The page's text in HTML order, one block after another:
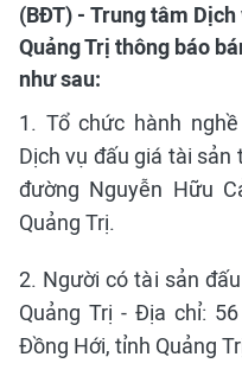
(BĐT) - Trung tâm
Quảng Trị thông báo
như sau:
1. Tổ chức hành
Dịch vụ đấu giá tài sản
đường Nguyễn Hữu
Quảng Trị.
2. Người có tài sản
Quảng Trị - Địa chỉ:
Đồng Hới, tỉnh Quảng